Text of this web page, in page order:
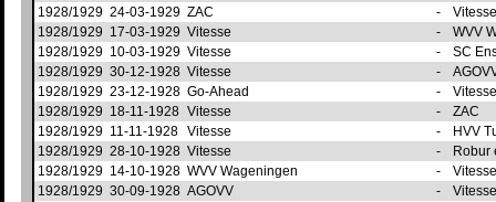
1928/1929 24-03-1929 ZAC -
1928/1929 17-03-1929 Vitesse -
WVV
1928/1929 10-03-1929 Vitesse -
SC
1928/1929 30-12-1928 Vitesse -
1928/1929 23-12-1928 Go-Ahead -
1928/1929 18-11-1928 Vitesse -
ZAC
1928/1929 11-11-1928 Vitesse -
HVV
1928/1929 28-10-1928 Vitesse -
Robur
1928/1929 14-10-1928 WVV Wageningen -
1928/1929 30-09-1928 AGOVV -